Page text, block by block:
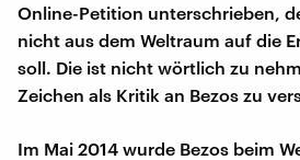
Online-Petition unterschrieben,
nicht aus dem Weltraum auf die
soll. Die ist nicht wörtlich zu
Zeichen als Kritik an Bezos zu
Im Mai 2014 wurde Bezos beim